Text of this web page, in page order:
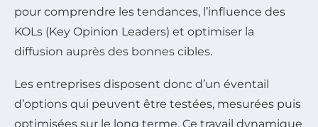
pour comprendre les tendances, l’influence des
KOLs (Key Opinion Leaders) et optimiser la
diffusion auprès des bonnes cibles.
Les entreprises disposent donc d’un éventail
d’options qui peuvent être testées, mesurées puis
optimisées sur le long terme. Ce travail dynamique